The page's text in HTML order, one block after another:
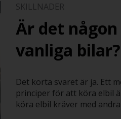
SKILLNADER
Är det
vanliga bilar?
Det korta svaret är ja. Ett
principer för att köra elbil
köra elbil kräver med